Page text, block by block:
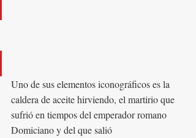
Uno de sus elementos iconográficos es la
caldera de aceite hirviendo, el martirio que
sufrió en tiempos del emperador romano
Domiciano y del que salió